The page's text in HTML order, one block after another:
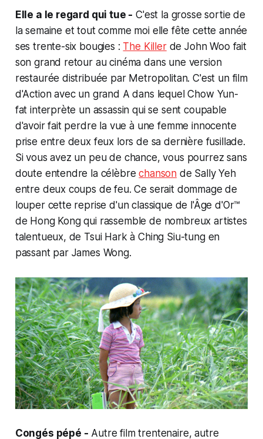
Elle a le regard qui tue - C'est la grosse sortie de
la semaine et tout comme moi elle fête cette année
ses trente-six bougies : The Killerde John Woo fait
son grand retour au cinéma dans une version
restaurée distribuée par Metropolitan. C'est un film
d'Action avec un grand A dans lequel Chow Yun-
fat interprète un assassin qui se sent coupable
d'avoir fait perdre la vue à une femme innocente
prise entre deux feux lors de sa dernière fusillade.
Si vous avez un peu de chance, vous pourrez sans
doute entendre la célèbrechanson de Sally Yeh
entre deux coups de feu. Ce serait dommage de
louper cette reprise d'un classique de l'Âge d'Or™
de Hong Kong qui rassemble de nombreux artistes
talentueux, de Tsui Hark à Ching Siu-tung en
passant par James Wong.
Congés pépé - Autre film trentenaire, autre